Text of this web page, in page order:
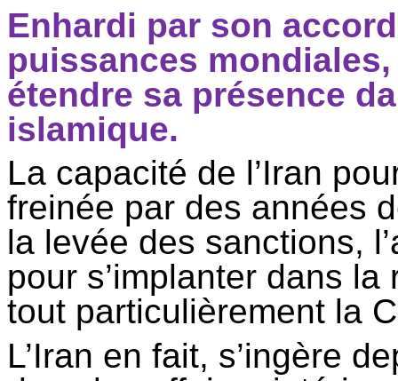
Enhardi par son
puissances mondiales,
étendre sa présence
islamique.
La capacité de l’Iran
freinée par des années
la levée des sanctions,
pour s’implanter dans
tout particulièrement la
L’Iran en fait, s’ingère